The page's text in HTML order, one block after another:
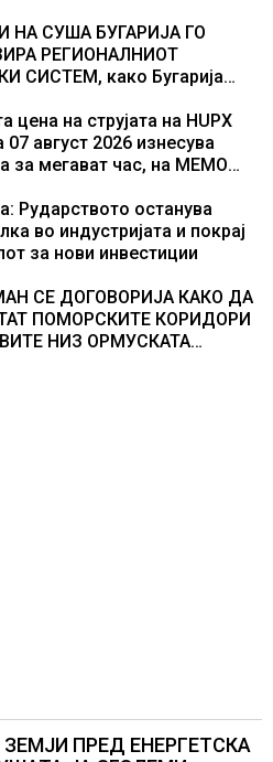
НА СУША БУГАРИЈА ГО
РЕГИОНАЛНИОТ
СИСТЕМ, како Бугарија
на енергија од батерии
цена на струјата на HUPX
07 август 2026 изнесува
за мегават час, на МЕМО
Рударството останува
во индустријата и покрај
за нови инвестиции
СЕ ДОГОВОРИЈА КАКО ДА
ПОМОРСКИТЕ КОРИДОРИ
НИЗ ОРМУСКАТА
ПРЕД ЕНЕРГЕТСКА